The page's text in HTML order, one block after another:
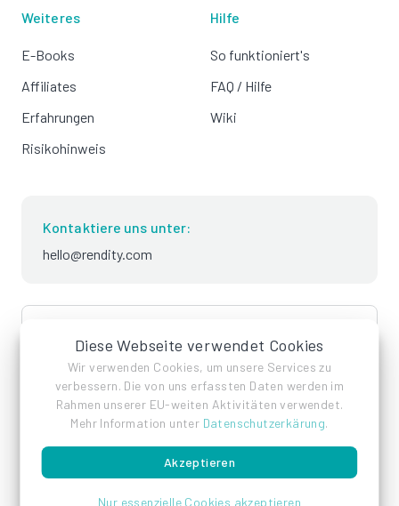
Diese Webseite verwendet Cookies
Wir verwenden Cookies, um unsere Services zu
verbessern. Die von uns erfassten Daten werden im
Rahmen unserer EU-weiten Aktivitäten verwendet.
Mehr Information unter Datenschutzerkärung.
Akzeptieren
Nur essenzielle Cookies akzeptieren
Weiteres
E-Books
Affiliates
Erfahrungen
Risikohinweis
Hilfe
So funktioniert's
FAQ / Hilfe
Wiki
Kontaktiere uns unter:
hello@rendity.com
language
ImpressumDatenschutzAGB